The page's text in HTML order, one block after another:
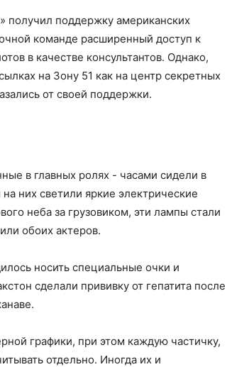
получил поддержку американских
команде расширенный доступ к
в качестве консультантов. Однако,
на Зону 51 как на центр секретных
от своей поддержки.
в главных ролях - часами сидели в
них светили яркие электрические
неба за грузовиком, эти лампы стали
обоих актеров.
носить специальные очки и
сделали прививку от гепатита после
графики, при этом каждую частичку,
отдельно. Иногда их и